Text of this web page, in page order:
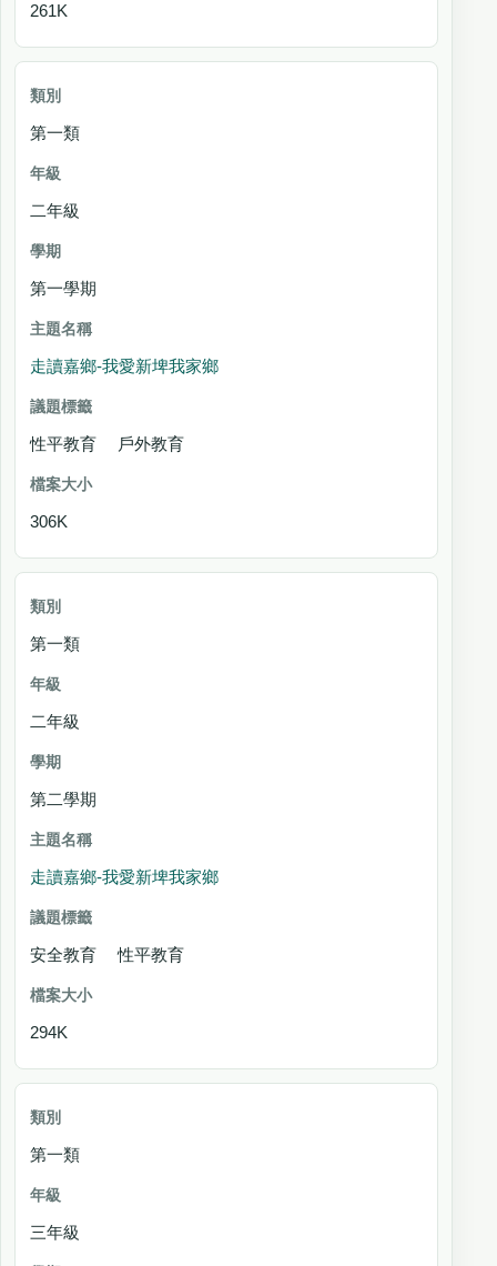
261K
第一類
二年級
第一學期
走讀嘉鄉-我愛新埤我家鄉
性平教育 戶外教育
306K
第一類
二年級
第二學期
走讀嘉鄉-我愛新埤我家鄉
安全教育 性平教育
294K
第一類
三年級